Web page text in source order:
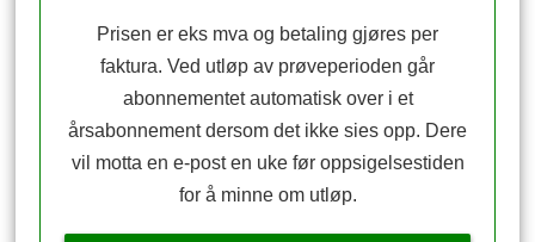
Prisen er eks mva og betaling gjøres per
faktura. Ved utløp av prøveperioden går
abonnementet automatisk over i et
årsabonnement dersom det ikke sies opp. Dere
vil motta en e-post en uke før oppsigelsestiden
for å minne om utløp.